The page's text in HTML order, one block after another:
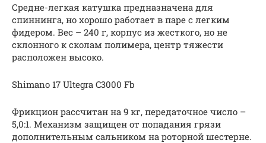
Средне-легкая катушка предназначена для
спиннинга, но хорошо работает в паре с легким
фидером. Вес – 240 г, корпус из жесткого, но не
склонного к сколам полимера, центр тяжести
расположен высоко.
Shimano 17 Ultegra C3000 Fb
Фрикцион рассчитан на 9 кг, передаточное число –
5,0:1. Механизм защищен от попадания грязи
дополнительным сальником на роторной шестерне.